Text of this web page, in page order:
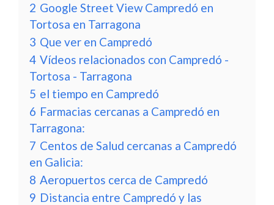
2 Google Street View Campredó en
Tortosa en Tarragona
3 Que ver en Campredó
4 Vídeos relacionados con Campredó -
Tortosa - Tarragona
5 el tiempo en Campredó
6 Farmacias cercanas a Campredó en
Tarragona:
7 Centos de Salud cercanas a Campredó
en Galicia:
8 Aeropuertos cerca de Campredó
9 Distancia entre Campredó y las